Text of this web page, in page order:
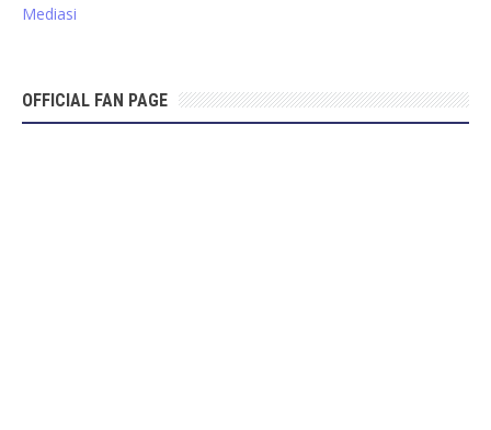
Mediasi
OFFICIAL FAN PAGE